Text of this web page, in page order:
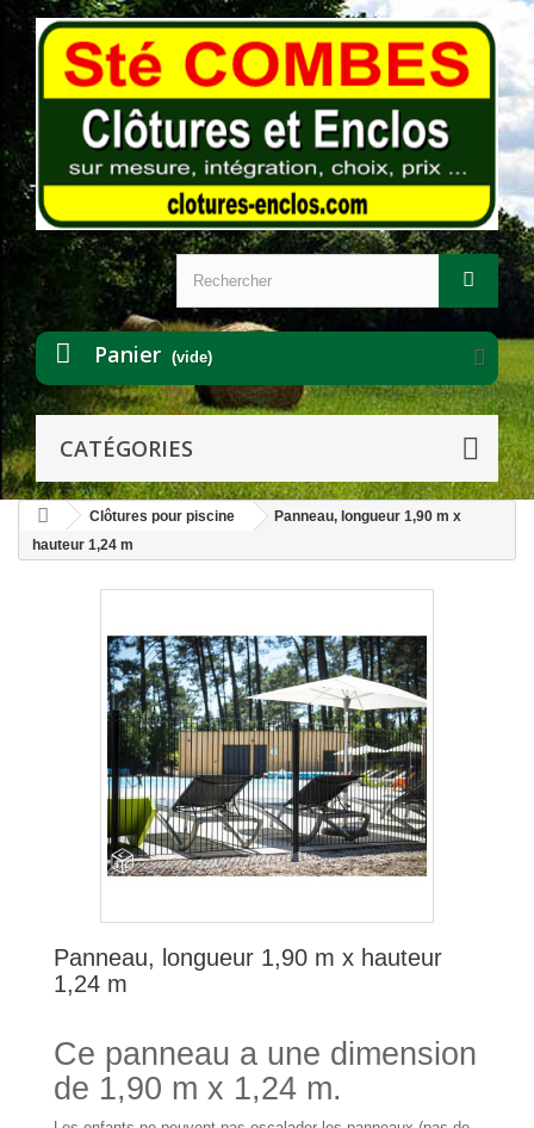
Panier (vide)
CATÉGORIES
Clôtures pour piscine
Panneau, longueur 1,90 m x
hauteur 1,24 m
Panneau, longueur 1,90 m x hauteur
1,24 m
Ce panneau a une dimension
de 1,90 m x 1,24 m.